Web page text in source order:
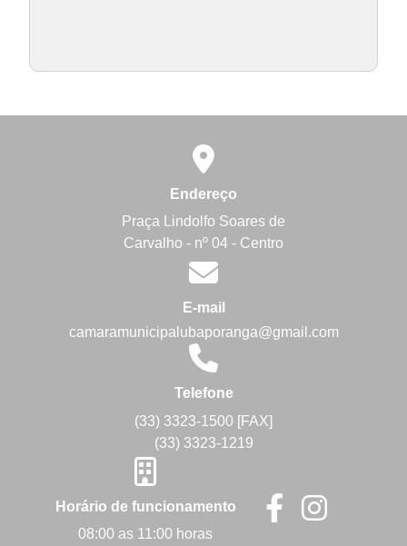
Endereço
Praça Lindolfo Soares de
Carvalho - nº 04 - Centro
E-mail
camaramunicipalubaporanga@gmail.com
Telefone
(33) 3323-1500 [FAX]
(33) 3323-1219
Horário de funcionamento
08:00 as 11:00 horas